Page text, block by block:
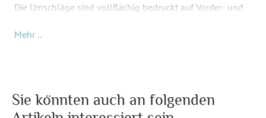
Die Umschläge sind vollflächig bedruckt auf Vorder- und
auf Vorderseite. Ohne Fenster und selbstklebend mit
Rückseite steht "Persönlich" (als Illustration eines
Stempels).
Mehr ..
Sie könnten auch an folgenden